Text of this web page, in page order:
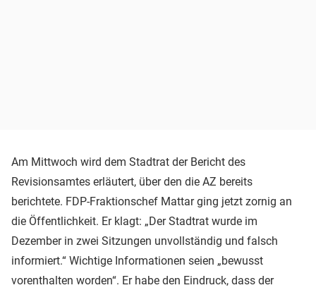
Am Mittwoch wird dem Stadtrat der Bericht des
Revisionsamtes erläutert, über den die AZ bereits
berichtete. FDP-Fraktionschef Mattar ging jetzt zornig an
die Öffentlichkeit. Er klagt: „Der Stadtrat wurde im
Dezember in zwei Sitzungen unvollständig und falsch
informiert.“ Wichtige Informationen seien „bewusst
vorenthalten worden“. Er habe den Eindruck, dass der